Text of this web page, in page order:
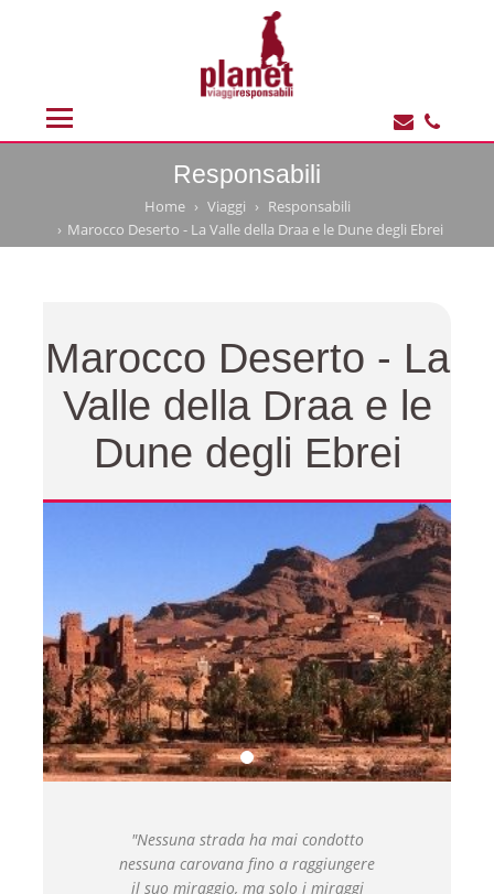
Responsabili
Home Viaggi
Responsabili
Marocco Deserto - La Valle della Draa e le Dune degli Ebrei
Marocco Deserto - La
Valle della Draa e le
Dune degli Ebrei
"Nessuna strada ha mai condotto
nessuna carovana fino a raggiungere
il suo miraggio, ma solo i miraggi